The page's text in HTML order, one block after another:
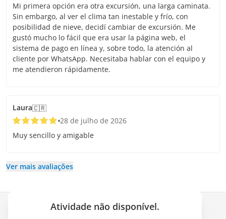
Mi primera opción era otra excursión, una larga caminata.
Sin embargo, al ver el clima tan inestable y frío, con
posibilidad de nieve, decidí cambiar de excursión. Me
gustó mucho lo fácil que era usar la página web, el
sistema de pago en línea y, sobre todo, la atención al
cliente por WhatsApp. Necesitaba hablar con el equipo y
me atendieron rápidamente.
Laura🇨🇷
28 de julho de 2026
Muy sencillo y amigable
Ver mais avaliações
Atividade não disponível.